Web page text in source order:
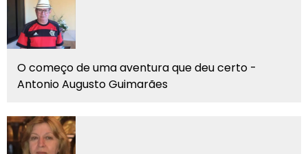
O começo de uma aventura que deu certo -
Antonio Augusto Guimarães